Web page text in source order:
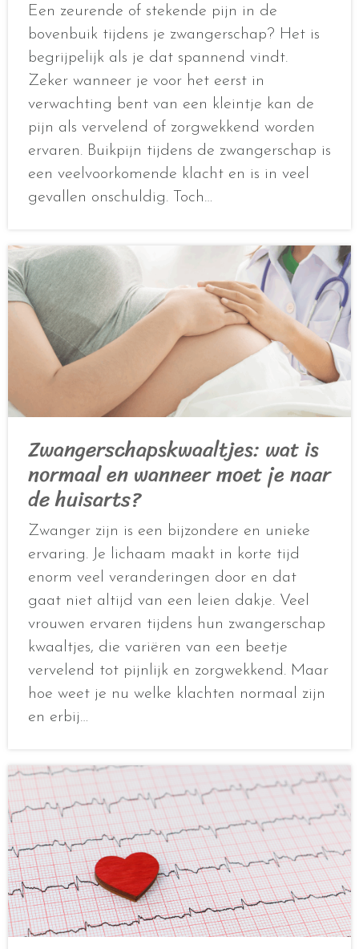
Een zeurende of stekende pijn in de
bovenbuik tijdens je zwangerschap? Het is
begrijpelijk als je dat spannend vindt.
Zeker wanneer je voor het eerst in
verwachting bent van een kleintje kan de
pijn als vervelend of zorgwekkend worden
ervaren. Buikpijn tijdens de zwangerschap is
een veelvoorkomende klacht en is in veel
gevallen onschuldig. Toch…
Zwangerschapskwaaltjes: wat is
normaal en wanneer moet je naar
de huisarts?
Zwanger zijn is een bijzondere en unieke
ervaring. Je lichaam maakt in korte tijd
enorm veel veranderingen door en dat
gaat niet altijd van een leien dakje. Veel
vrouwen ervaren tijdens hun zwangerschap
kwaaltjes, die variëren van een beetje
vervelend tot pijnlijk en zorgwekkend. Maar
hoe weet je nu welke klachten normaal zijn
en erbij…